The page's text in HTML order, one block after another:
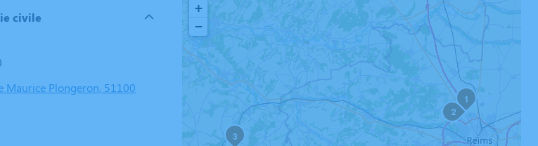
civile
Maurice Plongeron, 51100
1
2
3
+
−